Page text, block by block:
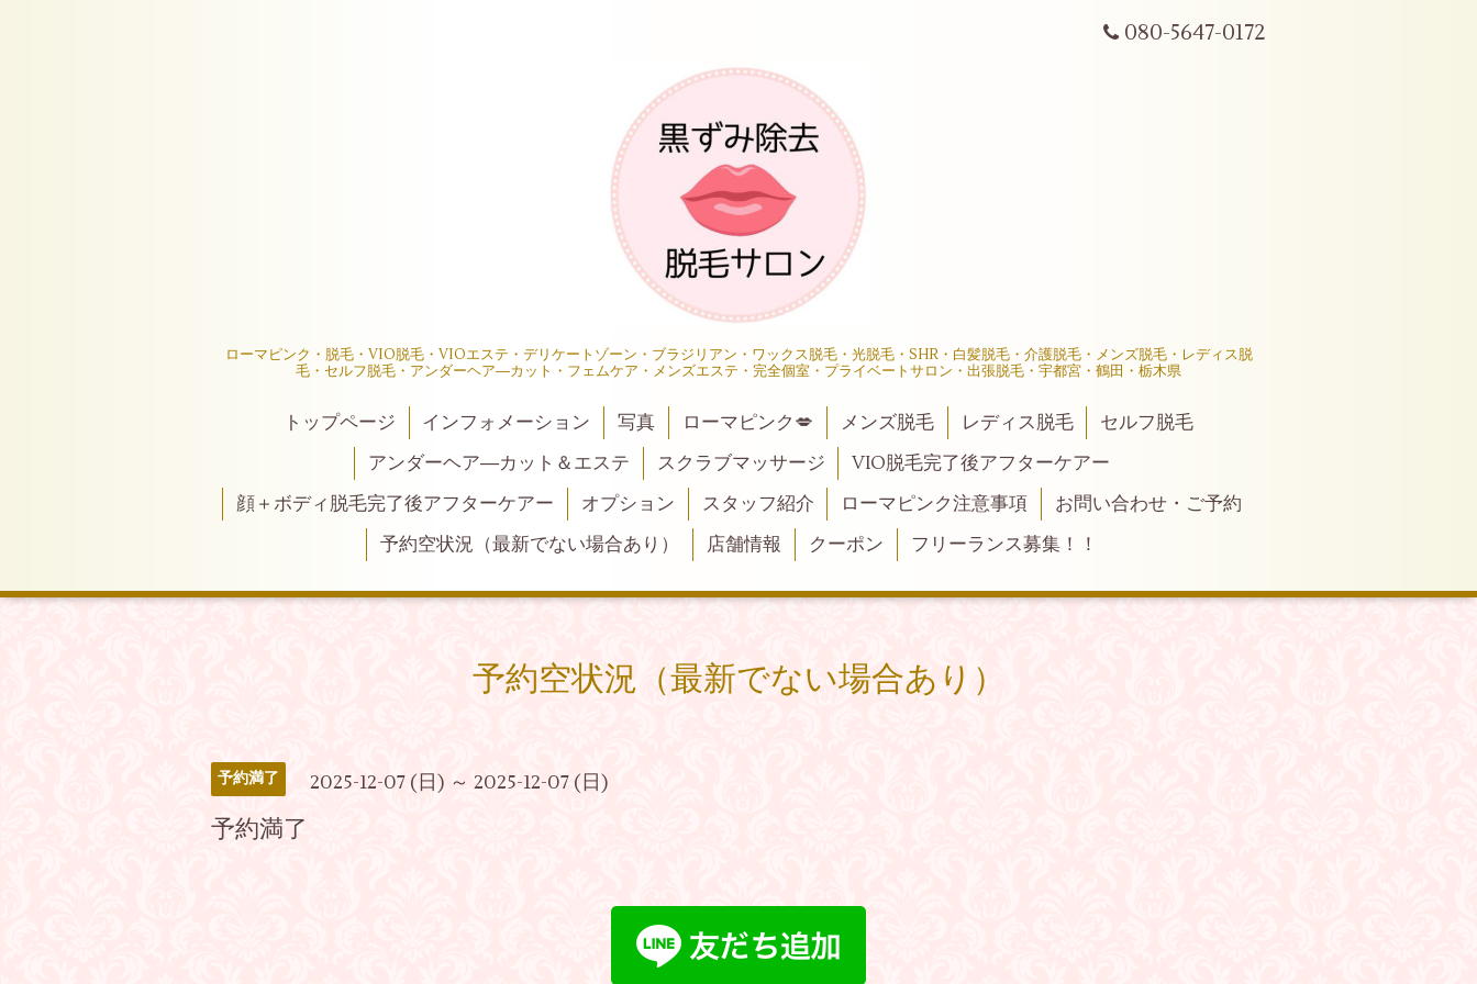
080-5647-0172
ローマピンク・脱毛・VIO脱毛・VIOエステ・デリケートゾーン・ブラジリアン・ワックス脱毛・光脱毛・SHR・白髪脱毛・介護脱毛・メンズ脱毛・レディス脱
毛・セルフ脱毛・アンダーヘア―カット・フェムケア・メンズエステ・完全個室・プライベートサロン・出張脱毛・宇都宮・鶴田・栃木県
トップページ インフォメーション 写真 ローマピンク💋 メンズ脱毛 レディス脱毛
セルフ脱毛
アンダーヘア―カット＆エステ
スクラブマッサージ
VIO脱毛完了後アフターケアー
顔＋ボディ脱毛完了後アフターケアー
オプション スタッフ紹介 ローマピンク注意事項
お問い合わせ・ご予約
予約空状況（最新でない場合あり）
店舗情報 クーポン フリーランス募集！！
予約空状況（最新でない場合あり）
予約満了 2025-12-07 (日) ～ 2025-12-07 (日)
予約満了